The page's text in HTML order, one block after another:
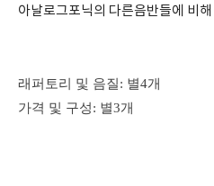
아날로그포닉의 다른음반들에 비
래퍼토리 및 음질: 별4개
가격 및 구성: 별3개